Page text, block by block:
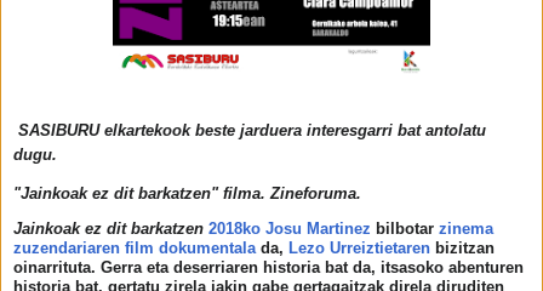
SASIBURU elkartekook beste jarduera interesgarri bat antolatu
dugu.
"Jainkoak ez dit barkatzen" filma. Zineforuma.
Jainkoak ez dit barkatzen 2018ko Josu Martinez bilbotar zinema
zuzendariaren film dokumentalada, Lezo Urreiztietaren bizitzan
oinarrituta. Gerra eta deserriaren historia bat da, itsasoko abenturen
historia bat, gertatu zirela jakin gabe gertagaitzak direla diruditen